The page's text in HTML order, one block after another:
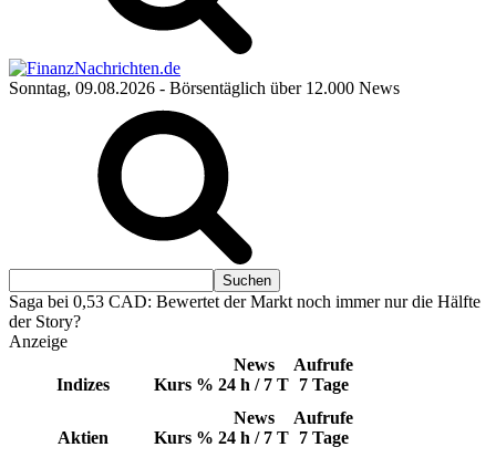
Sonntag, 09.08.2026 - Börsentäglich über 12.000 News
Saga bei 0,53 CAD: Bewertet der Markt noch immer nur die Hälfte
der Story?
Anzeige
Indizes Kurs %
News
24 h / 7 T
Aufrufe
7 Tage
Aktien Kurs %
News
24 h / 7 T
Aufrufe
7 Tage